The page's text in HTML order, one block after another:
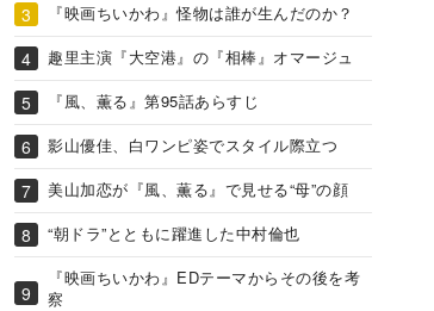
『映画ちいかわ』怪物は誰が生んだのか？
趣里主演『大空港』の『相棒』オマージュ
『風、薫る』第95話あらすじ
影山優佳、白ワンピ姿でスタイル際立つ
美山加恋が『風、薫る』で見せる“母”の顔
“朝ドラ”とともに躍進した中村倫也
『映画ちいかわ』EDテーマからその後を考
察